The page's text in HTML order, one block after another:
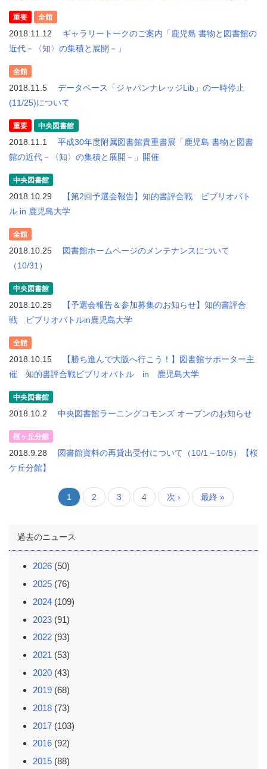
重要 全館
2018.11.12
ギャラリートークのご案内「鹿児島 書物と図書館の
近代－〈知〉の集積と展開－」
全館
2018.11.5
データベース「ジャパンナレッジLib」の一時停止
(11/25)について
重要 中央図書館
2018.11.1
平成30年度附属図書館貴重書展「鹿児島 書物と図書
館の近代－〈知〉の集積と展開－」開催
中央図書館
2018.10.29
【第2回予選会報告】知的書評合戦 ビブリオバト
ル in 鹿児島大学
全館
2018.10.25
図書館ホームページのメンテナンスについて
（10/31）
中央図書館
2018.10.25
【予選会報告＆参加募集のお知らせ】知的書評合
戦 ビブリオバトルin鹿児島大学
全館
2018.10.15
【勝ち進んで大阪へ行こう！】図書館サポーター主
催 知的書評合戦ビブリオバトル in 鹿児島大学
中央図書館
2018.10.2 中央図書館ラーニングコモンズ オープンのお知らせ
桜ヶ丘分館
2018.9.28
図書館資料の再貸出受付について（10/1～10/5）【桜
ケ丘分館】
送
り
ペ
ー
1
ペ
ー
2
ペ
ー
3
ペ
ー
4
次
ペ
次 ›
最
終
最終 »
過去のニュース
2026 (50)
2025 (76)
2024 (109)
2023 (91)
2022 (93)
2021 (53)
2020 (43)
2019 (68)
2018 (73)
2017 (103)
2016 (92)
2015 (88)